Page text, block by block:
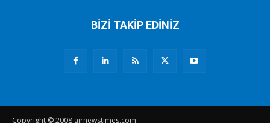
BİZİ TAKİP EDİNİZ
Copyright © 2008 airnewstimes.com